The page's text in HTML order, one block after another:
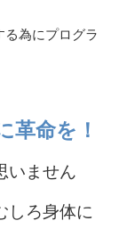
為にプログラ
革命を！
いません
ろ身体に